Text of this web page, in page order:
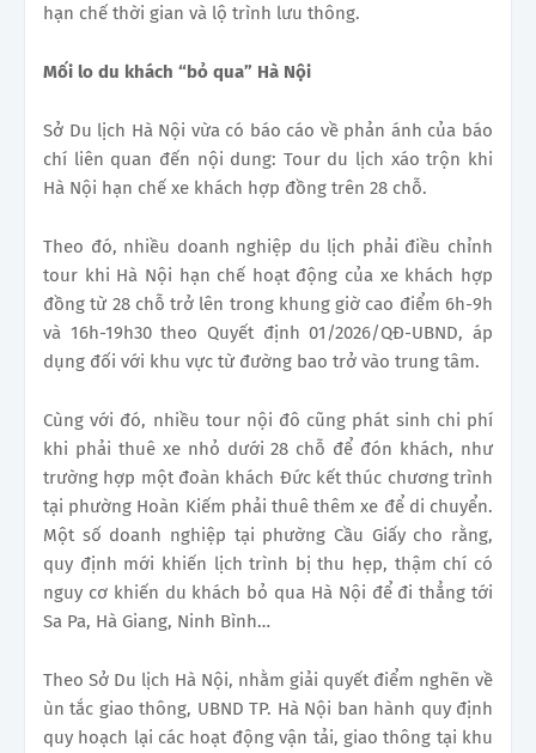
hạn chế thời gian và lộ trình lưu thông.
Mối lo du khách “bỏ qua” Hà Nội
Sở Du lịch Hà Nội vừa có báo cáo về phản ánh của báo
chí liên quan đến nội dung: Tour du lịch xáo trộn khi
Hà Nội hạn chế xe khách hợp đồng trên 28 chỗ.
Theo đó, nhiều doanh nghiệp du lịch phải điều chỉnh
tour khi Hà Nội hạn chế hoạt động của xe khách hợp
đồng từ 28 chỗ trở lên trong khung giờ cao điểm 6h-9h
và 16h-19h30 theo Quyết định 01/2026/QĐ-UBND, áp
dụng đối với khu vực từ đường bao trở vào trung tâm.
Cùng với đó, nhiều tour nội đô cũng phát sinh chi phí
khi phải thuê xe nhỏ dưới 28 chỗ để đón khách, như
trường hợp một đoàn khách Đức kết thúc chương trình
tại phường Hoàn Kiếm phải thuê thêm xe để di chuyển.
Một số doanh nghiệp tại phường Cầu Giấy cho rằng,
quy định mới khiến lịch trình bị thu hẹp, thậm chí có
nguy cơ khiến du khách bỏ qua Hà Nội để đi thẳng tới
Sa Pa, Hà Giang, Ninh Bình…
Theo Sở Du lịch Hà Nội, nhằm giải quyết điểm nghẽn về
ùn tắc giao thông, UBND TP. Hà Nội ban hành quy định
quy hoạch lại các hoạt động vận tải, giao thông tại khu